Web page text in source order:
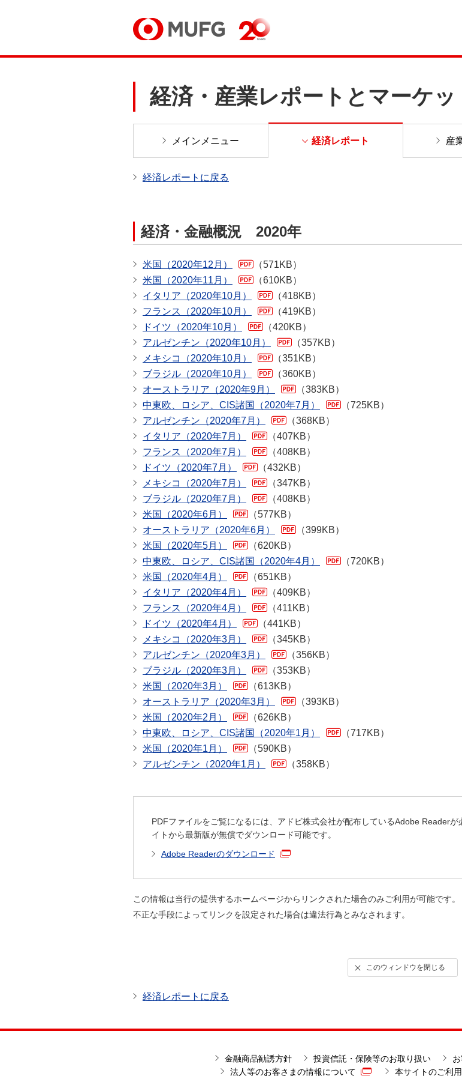
経済・産業レポートとマーケッ
メインメニュー 経済レポート 産
経済レポートに戻る
経済・金融概況 2020年
米国（2020年12月）
（571KB）
米国（2020年11月）
（610KB）
イタリア（2020年10月）
（418KB）
フランス（2020年10月）
（419KB）
ドイツ（2020年10月）
（420KB）
アルゼンチン（2020年10月）
（357KB）
メキシコ（2020年10月）
（351KB）
ブラジル（2020年10月）
（360KB）
オーストラリア（2020年9月）
（383KB）
中東欧、ロシア、CIS諸国（2020年7月）
（725KB）
アルゼンチン（2020年7月）
（368KB）
イタリア（2020年7月）
（407KB）
フランス（2020年7月）
（408KB）
ドイツ（2020年7月）
（432KB）
メキシコ（2020年7月）
（347KB）
ブラジル（2020年7月）
（408KB）
米国（2020年6月）
（577KB）
オーストラリア（2020年6月）
（399KB）
米国（2020年5月）
（620KB）
中東欧、ロシア、CIS諸国（2020年4月）
（720KB）
米国（2020年4月）
（651KB）
イタリア（2020年4月）
（409KB）
フランス（2020年4月）
（411KB）
ドイツ（2020年4月）
（441KB）
メキシコ（2020年3月）
（345KB）
アルゼンチン（2020年3月）
（356KB）
ブラジル（2020年3月）
（353KB）
米国（2020年3月）
（613KB）
オーストラリア（2020年3月）
（393KB）
米国（2020年2月）
（626KB）
中東欧、ロシア、CIS諸国（2020年1月）
（717KB）
米国（2020年1月）
（590KB）
アルゼンチン（2020年1月）
（358KB）
PDFファイルをご覧になるには、アドビ株式会社が配布しているAdobe Reader
イトから最新版が無償でダウンロード可能です。
Adobe Readerのダウンロード
この情報は当行の提供するホームページからリンクされた場合のみご利用が可能です。
不正な手段によってリンクを設定された場合は違法行為とみなされます。
このウィンドウを閉じる
経済レポートに戻る
金融商品勧誘方針 投資信託・保険等のお取り扱い
法人等のお客さまの情報について
本サイトのご利